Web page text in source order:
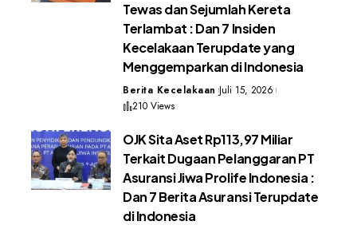
Tewas dan Sejumlah Kereta
Terlambat : Dan 7 Insiden
Kecelakaan Terupdate yang
Menggemparkan di Indonesia
Berita Kecelakaan Juli 15, 2026
210 Views
OJK Sita Aset Rp113,97 Miliar
Terkait Dugaan Pelanggaran PT
Asuransi Jiwa Prolife Indonesia :
Dan 7 Berita Asuransi Terupdate
di Indonesia